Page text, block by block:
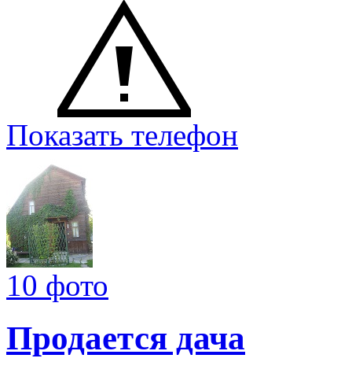
Показать телефон
10 фото
Продается дача